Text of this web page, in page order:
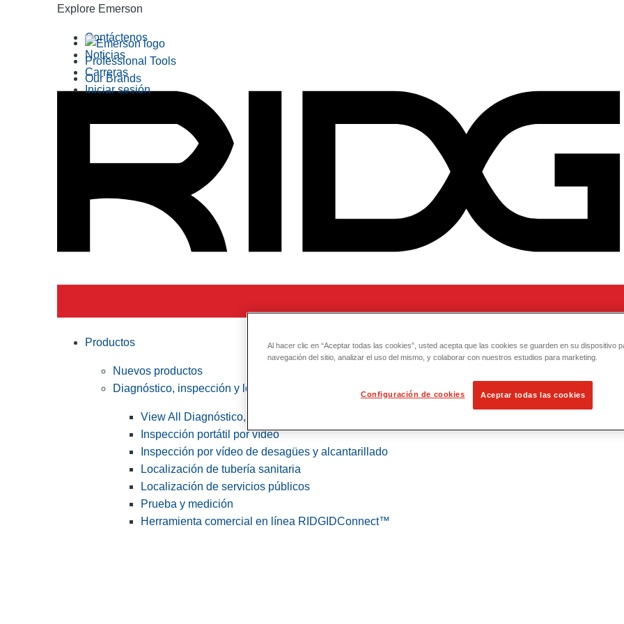
Explore Emerson
Professional Tools
Our Brands
Contáctenos
Noticias
Carreras
Iniciar sesión
Productos
Nuevos productos
Diagnóstico, inspección y localización
View All Diagnóstico, inspección y localización
Inspección portátil por vídeo
Inspección por vídeo de desagües y alcantarillado
Localización de tubería sanitaria
Localización de servicios públicos
Prueba y medición
Herramienta comercial en línea RIDGIDConnect™
Al hacer clic en “Aceptar todas las cookies”, usted acepta que las cookies se guarden en su dispositivo
navegación del sitio, analizar el uso del mismo, y colaborar con nuestros estudios para marketing.
Configuración de cookies Aceptar todas las cookies